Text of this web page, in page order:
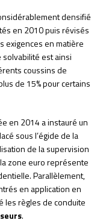
densifié
en 2010 puis révisés
exigences en matière
est ainsi
coussins de
de 15% pour certains
en 2014 a instauré un
sous l’égide de la
de la supervision
zone euro représente
Parallèlement,
en application en
les règles de conduite
.